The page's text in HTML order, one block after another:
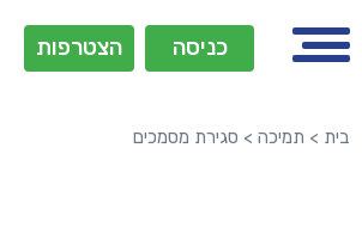
כניסה הצטרפות
בית > תמיכה> סגירת מסמכים